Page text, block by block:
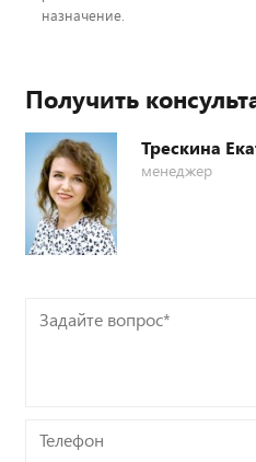
назначение.
Получить
Трескина
менеджер
Задайте
вопрос*
Телефон